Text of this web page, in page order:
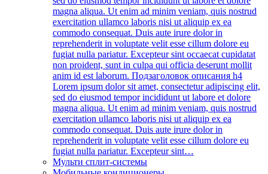
magna aliqua. Ut enim ad minim veniam, quis nostrud
exercitation ullamco laboris nisi ut aliquip ex ea
commodo consequat. Duis aute irure dolor in
reprehenderit in voluptate velit esse cillum dolore eu
fugiat nulla pariatur. Excepteur sint occaecat cupidatat
non proident, sunt in culpa qui officia deserunt mollit
anim id est laborum. Подзаголовок описания h4
Lorem ipsum dolor sit amet, consectetur adipiscing elit,
sed do eiusmod tempor incididunt ut labore et dolore
magna aliqua. Ut enim ad minim veniam, quis nostrud
exercitation ullamco laboris nisi ut aliquip ex ea
commodo consequat. Duis aute irure dolor in
reprehenderit in voluptate velit esse cillum dolore eu
fugiat nulla pariatur. Excepteur sint…
Мульти сплит-системы